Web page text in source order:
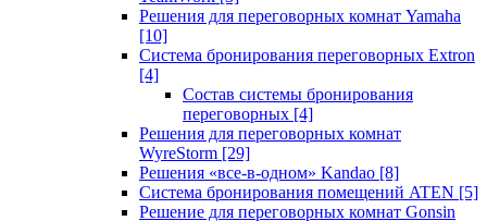
Решения для переговорных комнат Yamaha
[10]
Система бронирования переговорных Extron
[4]
Состав системы бронирования
переговорных [4]
Решения для переговорных комнат
WyreStorm [29]
Решения «все-в-одном» Kandao [8]
Система бронирования помещений ATEN [5]
Решение для переговорных комнат Gonsin